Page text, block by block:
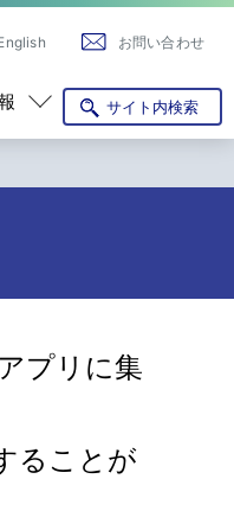
サイト内検索
お問い合わせ
プリに集
ることが